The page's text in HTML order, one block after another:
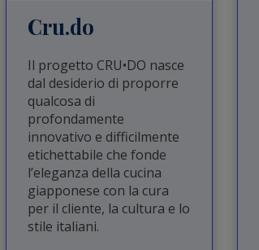
Cru.do
Il progetto CRU•DO nasce
dal desiderio di proporre
qualcosa di
profondamente
innovativo e difficilmente
etichettabile che fonde
l’eleganza della cucina
giapponese con la cura
per il cliente, la cultura e lo
stile italiani.